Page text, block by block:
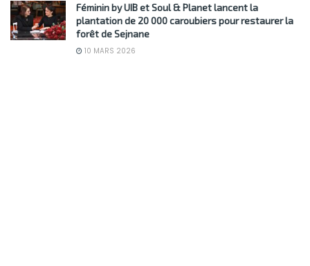
Féminin by UIB et Soul & Planet lancent la
plantation de 20 000 caroubiers pour restaurer la
forêt de Sejnane
10 MARS 2026